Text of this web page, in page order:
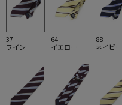
37
ワイン
64
イエロー
88
ネイビー